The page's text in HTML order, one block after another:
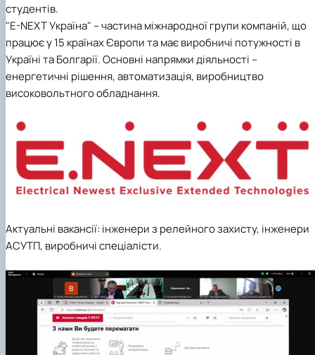
студентів.
"E-NEXT Україна" – частина міжнародної групи компаній, що
працює у 15 країнах Європи та має виробничі потужності в
Україні та Болгарії. Основні напрямки діяльності –
енергетичні рішення, автоматизація, виробництво
високовольтного обладнання.
Актуальні вакансії: інженери з релейного захисту, інженери
АСУТП, виробничі спеціалісти.